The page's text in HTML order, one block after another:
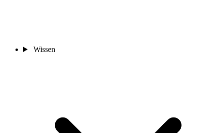
Wissen